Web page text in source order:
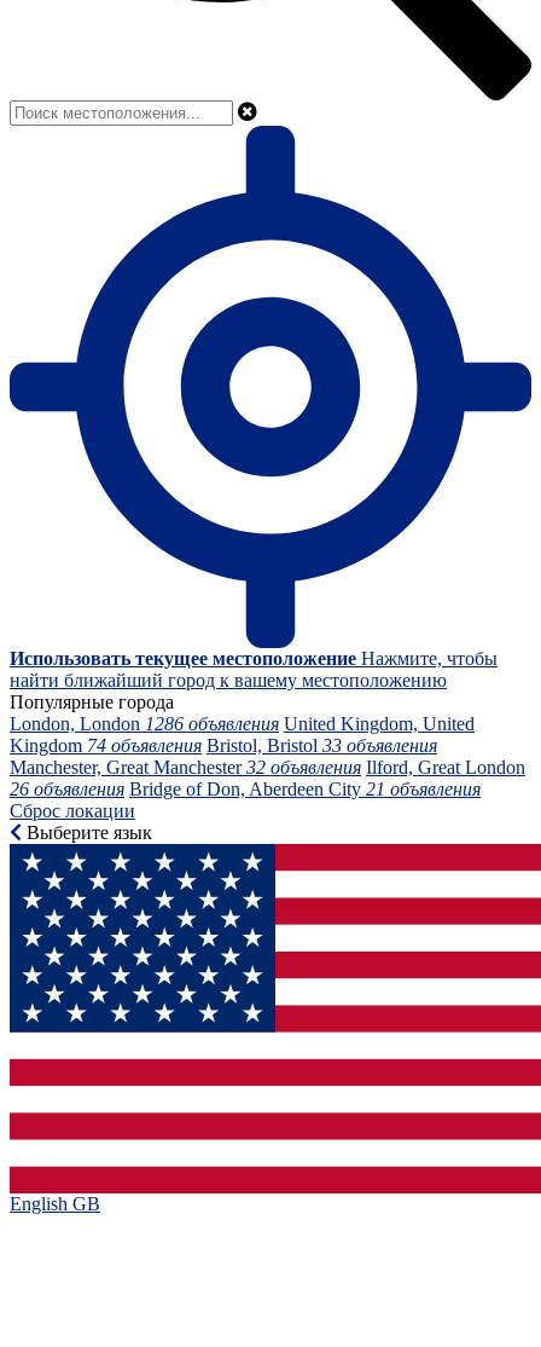
Использовать текущее местоположение Нажмите, чтобы
найти ближайший город к вашему местоположению
Популярные города
London, London 1286 объявления United Kingdom, United
Kingdom 74 объявления Bristol, Bristol 33 объявления
Manchester, Great Manchester32 объявления Ilford, Great London
26 объявления Bridge of Don, Aberdeen City 21 объявления
Сброс локации
Выберите язык
English GB‎